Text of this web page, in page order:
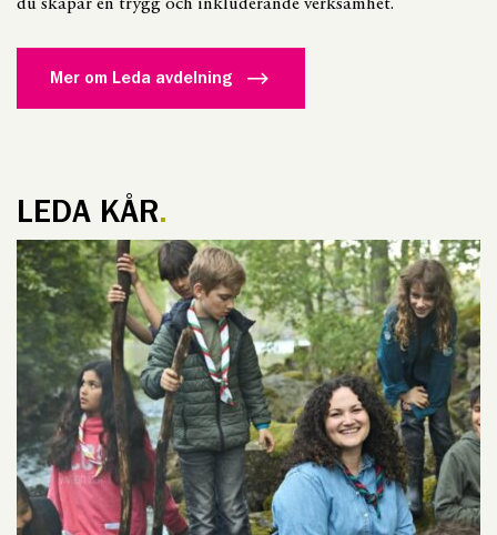
du skapar en trygg och inkluderande verksamhet.
Mer om Leda avdelning
LEDA KÅR